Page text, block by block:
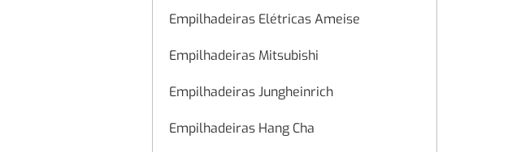
Empilhadeiras Elétricas Ameise
Empilhadeiras Mitsubishi
Empilhadeiras Jungheinrich
Empilhadeiras Hang Cha